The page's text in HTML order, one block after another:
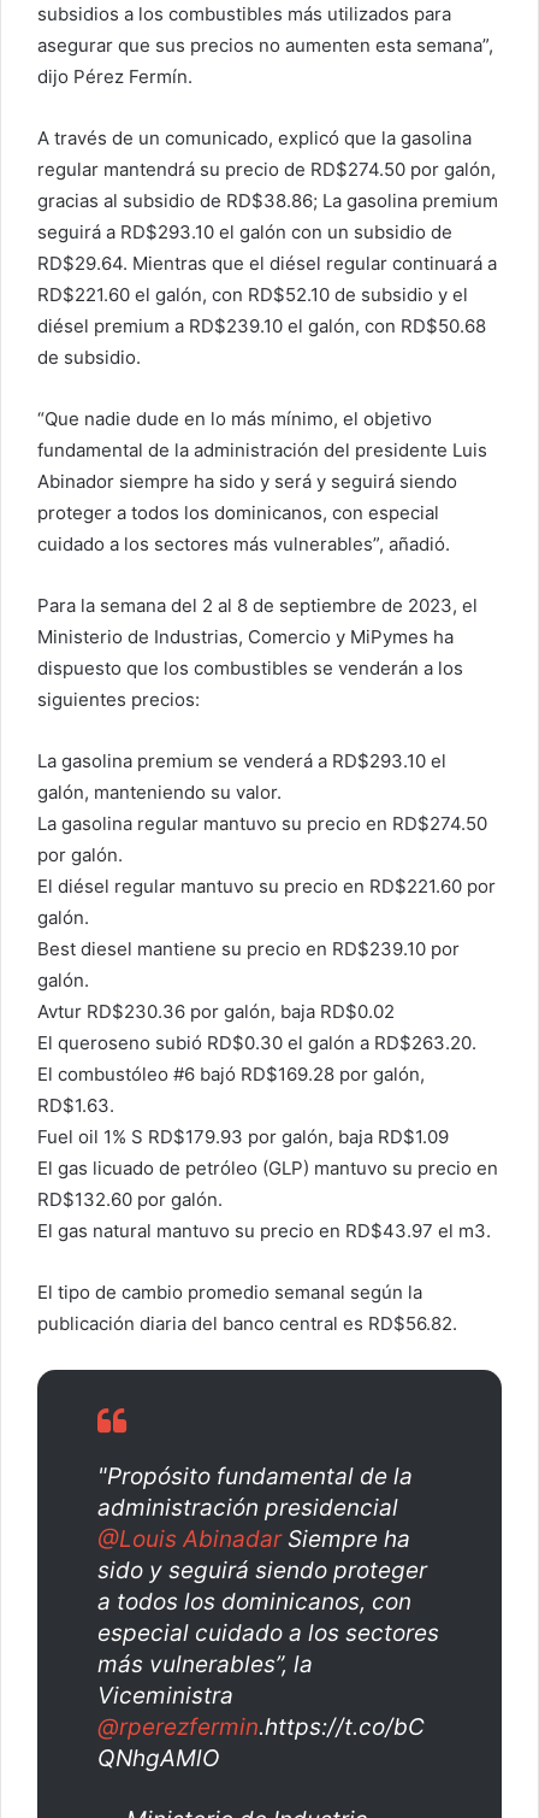
r
ó
c
o
subsidios a los combustibles más utilizados para
asegurar que sus precios no aumenten esta semana”,
dijo Pérez Fermín.
A través de un comunicado, explicó que la gasolina
regular mantendrá su precio de RD$274.50 por galón,
gracias al subsidio de RD$38.86; La gasolina premium
seguirá a RD$293.10 el galón con un subsidio de
RD$29.64. Mientras que el diésel regular continuará a
RD$221.60 el galón, con RD$52.10 de subsidio y el
diésel premium a RD$239.10 el galón, con RD$50.68
de subsidio.
“Que nadie dude en lo más mínimo, el objetivo
fundamental de la administración del presidente Luis
Abinador siempre ha sido y será y seguirá siendo
proteger a todos los dominicanos, con especial
cuidado a los sectores más vulnerables”, añadió.
Para la semana del 2 al 8 de septiembre de 2023, el
Ministerio de Industrias, Comercio y MiPymes ha
dispuesto que los combustibles se venderán a los
siguientes precios:
La gasolina premium se venderá a RD$293.10 el
galón, manteniendo su valor.
La gasolina regular mantuvo su precio en RD$274.50
por galón.
El diésel regular mantuvo su precio en RD$221.60 por
galón.
Best diesel mantiene su precio en RD$239.10 por
galón.
Avtur RD$230.36 por galón, baja RD$0.02
El queroseno subió RD$0.30 el galón a RD$263.20.
El combustóleo #6 bajó RD$169.28 por galón,
RD$1.63.
Fuel oil 1% S RD$179.93 por galón, baja RD$1.09
El gas licuado de petróleo (GLP) mantuvo su precio en
RD$132.60 por galón.
El gas natural mantuvo su precio en RD$43.97 el m3.
El tipo de cambio promedio semanal según la
publicación diaria del banco central es RD$56.82.
"Propósito fundamental de la
administración presidencial
@Louis AbinadarSiempre ha
sido y seguirá siendo proteger
a todos los dominicanos, con
especial cuidado a los sectores
más vulnerables”, la
Viceministra
@rperezfermin.https://t.co/bC
QNhgAMlO